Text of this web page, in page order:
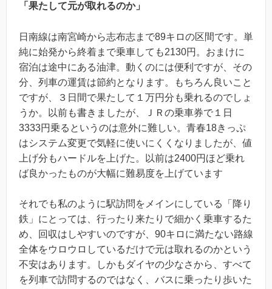
「果たして元が取れるのか」
日南線は南宮崎から志布志まで89キロの区間です。単
純に始発から終着まで乗車しても2130円。おまけに
宿泊は途中にある油津。動くのには便利ですが、その
分、列車の運賃は節約となります。もちろん良いこと
ですが、３日間で果たして１万円分も乗れるのでしょ
うか。以前も書きましたが、ＪＲの乗車券で１日
3333円乗るというのは意外に難しい。青春18きっぷ
はシステム変更で気軽に使いにくくなりましたが、値
上げ分もハードルを上げた。以前は2400円ほど乗れ
ば良かったものが大幅に難易度を上げています
それでも私のように駅訪問をメインにしている「降り
鉄」にとっては、行ったり来たりで細かく乗車するた
め、回収はしやすいのですが、90キロに満たない路線
全体をウロウロしているだけで元は取れるのかという
不安はあります。しかもダイヤの少なさから、すべて
を列車で訪問するのではなく、バスに乗ったり歩いた